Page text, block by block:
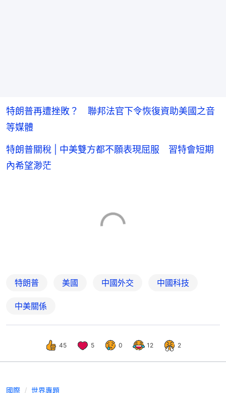
特朗普再遭挫敗？ 聯邦法官下令恢復資助美國之音
等媒體
特朗普關稅 | 中美雙方都不願表現屈服 習特會短期
內希望渺茫
特朗普 美國 中國外交 中國科技
中美關係
45 5 0 12 2
國際 世界專題